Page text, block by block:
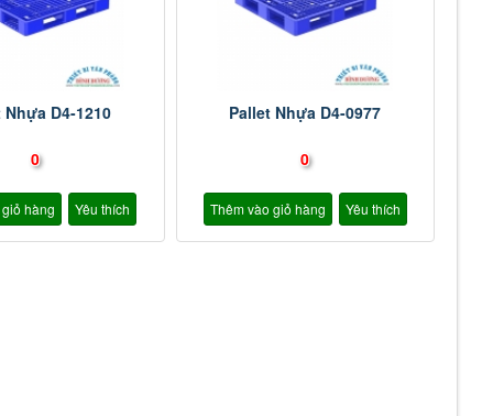
Nhựa D4-1210
0
hàng Yêu thích
Pallet Nhựa D4-0977
0
Thêm vào giỏ hàng Yêu thích